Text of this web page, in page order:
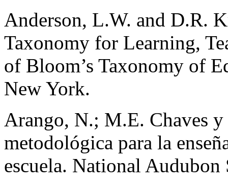
Anderson, L.W. and D.R.
Taxonomy for Learning,
of Bloom’s Taxonomy of
New York.
Arango, N.; M.E. Chaves
metodológica para la
escuela. National